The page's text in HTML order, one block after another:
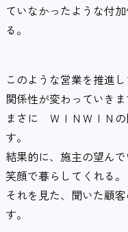
ていなかったような付
る。
このような営業を推進
関係性が変わっていきま
まさに ＷＩＮＷＩＮの
す。
結果的に、施主の望ん
笑顔で暮らしてくれる。
それを見た、聞いた顧
す。